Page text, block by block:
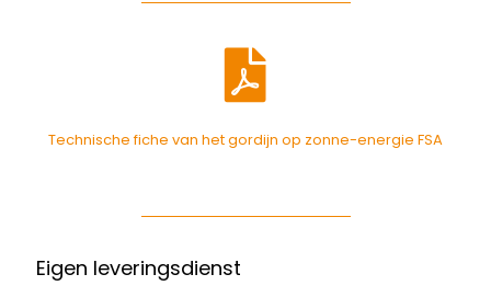
Technische fiche van het gordijn op zonne-energie FSA
Eigen leveringsdienst